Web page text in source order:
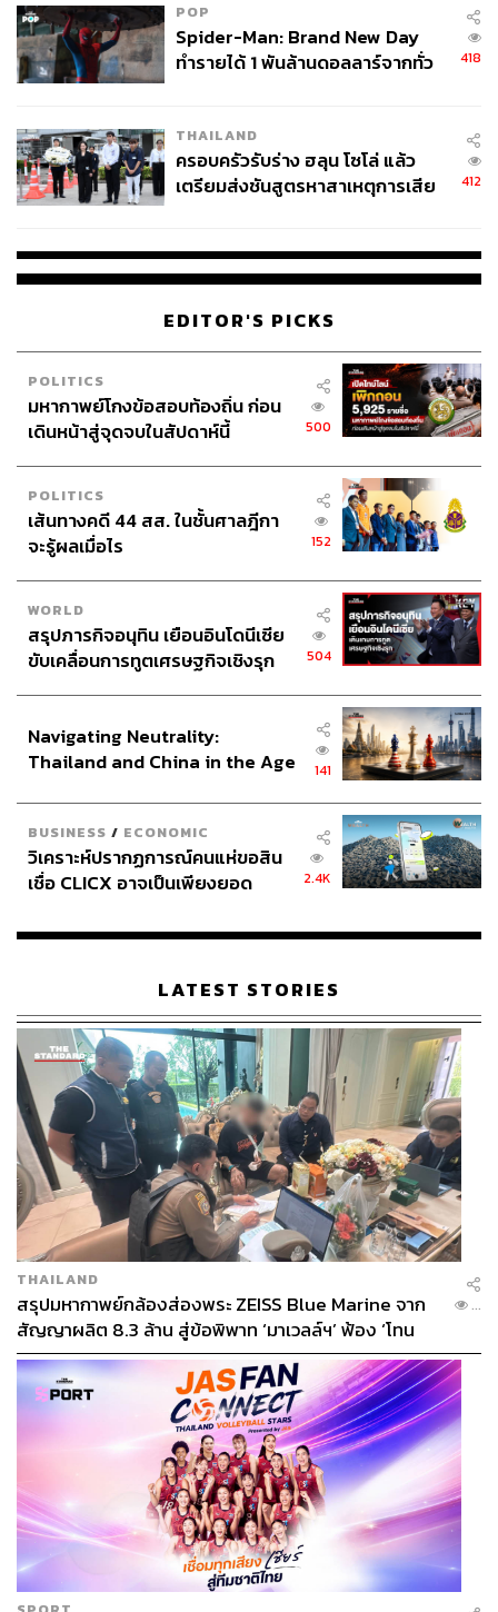
POP
Spider-Man: Brand New Day
ทำรายได้ 1 พันล้านดอลลาร์จากทั่ว
418
THAILAND
ครอบครัวรับร่าง ฮลุน โซโล่ แล้ว
เตรียมส่งชันสูตรหาสาเหตุการเสีย
412
EDITOR'S PICKS
POLITICS
มหากาพย์โกงข้อสอบท้องถิ่น ก่อน
เดินหน้าสู่จุดจบในสัปดาห์นี้
500
POLITICS
เส้นทางคดี 44 สส. ในชั้นศาลฎีกา
จะรู้ผลเมื่อไร
152
WORLD
สรุปภารกิจอนุทิน เยือนอินโดนีเซีย
ขับเคลื่อนการทูตเศรษฐกิจเชิงรุก
504
Navigating Neutrality:
Thailand and China in the Age
141
BUSINESS / ECONOMIC
วิเคราะห์ปรากฏการณ์คนแห่ขอสิน
เชื่อ CLICX อาจเป็นเพียงยอด
เรือนไทยที่ถูกซุกไว้
2.4K
LATEST STORIES
THAILAND
สรุปมหากาพย์กล้องส่องพระ ZEISS Blue Marine จาก
สัญญาผลิต 8.3 ล้าน สู่ข้อพิพาท ‘มาเวลล์ฯ’ ฟ้อง ‘โทน
บางแค’ ผิดนัดจ่ายหนี้-แอบระบุแบรนด์
...